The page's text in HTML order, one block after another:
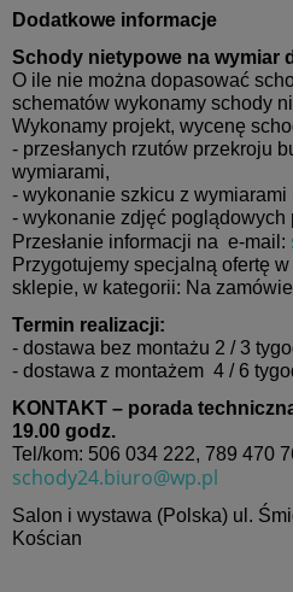
Dodatkowe informacje
Schody nietypowe na wymiar
O ile nie można dopasować
schematów wykonamy schody
Wykonamy projekt, wycenę
- przesłanych rzutów przekroju
wymiarami,
- wykonanie szkicu z wymiarami
- wykonanie zdjęć poglądowych
Przesłanie informacji na e-mail:
Przygotujemy specjalną ofertę
sklepie, w kategorii: Na
Termin realizacji:
- dostawa bez montażu 2 / 3
- dostawa z montażem 4 / 6
KONTAKT – porada
19.00 godz.
Tel/kom: 506 034 222, 789 470
schody24.biuro@wp.pl
Salon i wystawa (Polska) ul.
Kościan